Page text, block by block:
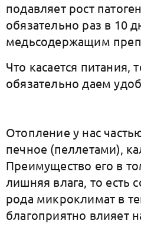
подавляет рост
обязательно раз в 10
медьсодержащим
Что касается питания,
обязательно даем
Отопление у нас
печное (пеллетами),
Преимущество его в
лишняя влага, то есть
рода микроклимат в
благоприятно влияет